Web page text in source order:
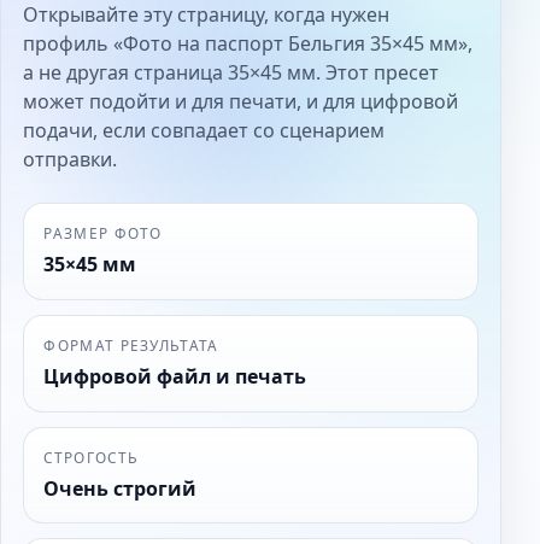
Открывайте эту страницу, когда нужен
профиль «Фото на паспорт Бельгия 35×45 мм»,
а не другая страница 35×45 мм. Этот пресет
может подойти и для печати, и для цифровой
подачи, если совпадает со сценарием
отправки.
РАЗМЕР ФОТО
35×45 мм
ФОРМАТ РЕЗУЛЬТАТА
Цифровой файл и печать
СТРОГОСТЬ
Очень строгий